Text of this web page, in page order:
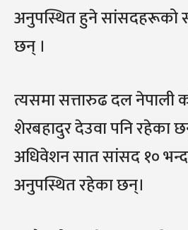
अनुपस्थित हुने सांसदहरूको
छन् ।
त्यसमा सत्तारुढ दल नेपाली
शेरबहादुर देउवा पनि रहेका
अधिवेशन सात सांसद १०
अनुपस्थित रहेका छन्।